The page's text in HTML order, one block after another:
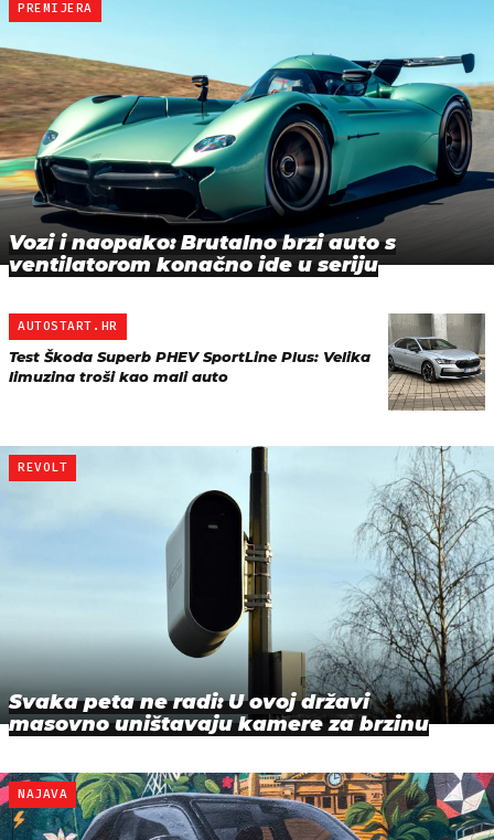
PREMIJERA
Vozi i naopako: Brutalno brzi auto s
ventilatorom konačno ide u seriju
AUTOSTART.HR
Test Škoda Superb PHEV SportLine Plus: Velika
limuzina troši kao mali auto
REVOLT
Svaka peta ne radi: U ovoj državi
masovno uništavaju kamere za brzinu
NAJAVA